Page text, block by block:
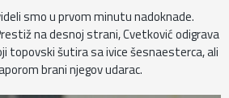
smo u prvom minutu nadoknade.
na desnoj strani, Cvetković odigrava
topovski šutira sa ivice šesnaesterca, ali
brani njegov udarac.